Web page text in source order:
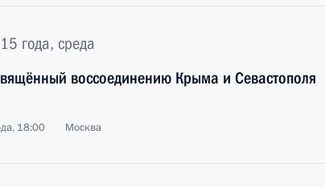
года, среда
воссоединению Крыма и Севастополя
18:00 Москва